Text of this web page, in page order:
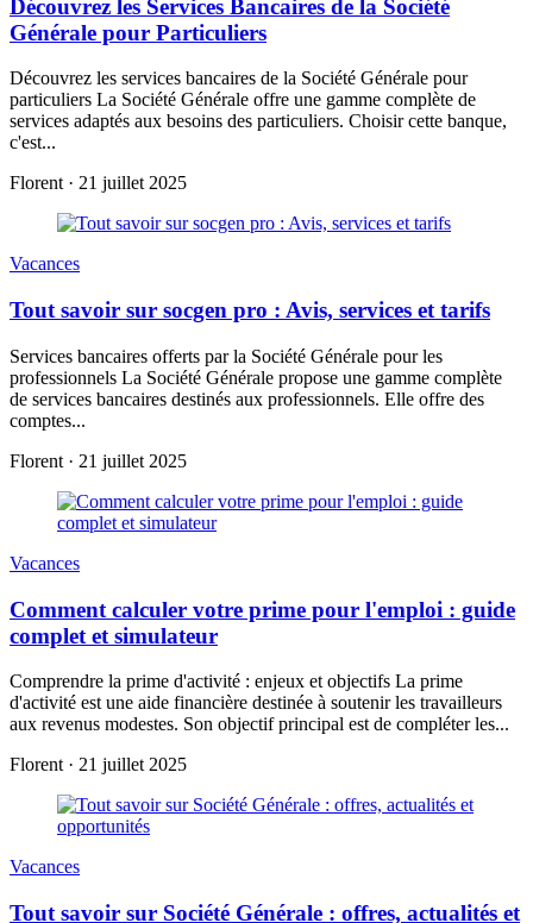
Découvrez les Services Bancaires de la Société
Générale pour Particuliers
Découvrez les services bancaires de la Société Générale pour
particuliers La Société Générale offre une gamme complète de
services adaptés aux besoins des particuliers. Choisir cette banque,
c'est...
Florent · 21 juillet 2025
Vacances
Tout savoir sur socgen pro : Avis, services et tarifs
Services bancaires offerts par la Société Générale pour les
professionnels La Société Générale propose une gamme complète
de services bancaires destinés aux professionnels. Elle offre des
comptes...
Florent · 21 juillet 2025
Vacances
Comment calculer votre prime pour l'emploi : guide
complet et simulateur
Comprendre la prime d'activité : enjeux et objectifs La prime
d'activité est une aide financière destinée à soutenir les travailleurs
aux revenus modestes. Son objectif principal est de compléter les...
Florent · 21 juillet 2025
Vacances
Tout savoir sur Société Générale : offres, actualités et